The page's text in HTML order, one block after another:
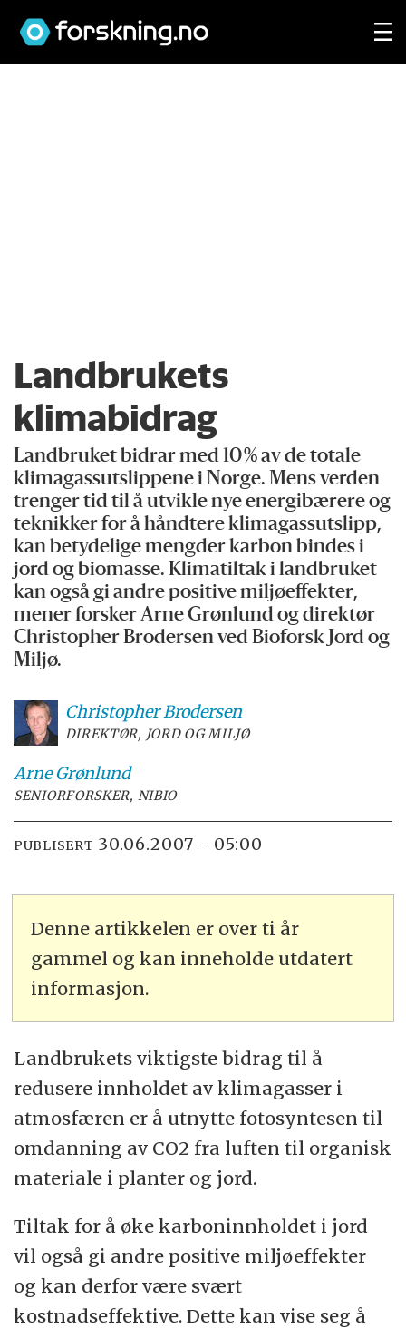
Landbrukets
klimabidrag
Landbruket bidrar med 10 % av de totale
klimagassutslippene i Norge. Mens verden
trenger tid til å utvikle nye energibærere og
teknikker for å håndtere klimagassutslipp,
kan betydelige mengder karbon bindes i
jord og biomasse. Klimatiltak i landbruket
kan også gi andre positive miljøeffekter,
mener forsker Arne Grønlund og direktør
Christopher Brodersen ved Bioforsk Jord og
Miljø.
ChristopherBrodersen
DIREKTØR, JORD OG MILJØ
Arne Grønlund
SENIORFORSKER, NIBIO
PUBLISERT 30.06.2007 - 05:00
Denne artikkelen er over ti år
gammel og kan inneholde utdatert
informasjon.
Landbrukets viktigste bidrag til å
redusere innholdet av klimagasser i
atmosfæren er å utnytte fotosyntesen til
omdanning av CO2 fra luften til organisk
materiale i planter og jord.
Tiltak for å øke karboninnholdet i jord
vil også gi andre positive miljøeffekter
og kan derfor være svært
kostnadseffektive. Dette kan vise seg å